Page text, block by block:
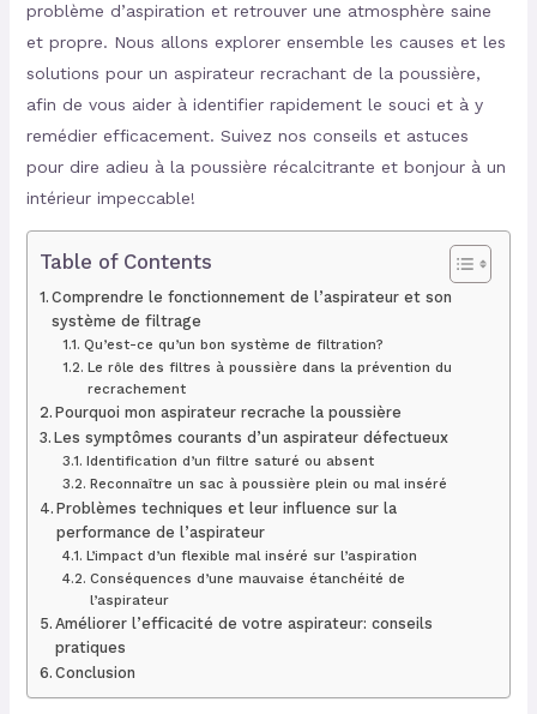
problème d’aspiration et retrouver une atmosphère saine
et propre. Nous allons explorer ensemble les causes et les
solutions pour un aspirateur recrachant de la poussière,
afin de vous aider à identifier rapidement le souci et à y
remédier efficacement. Suivez nos conseils et astuces
pour dire adieu à la poussière récalcitrante et bonjour à un
intérieur impeccable!
Table of Contents
Comprendre le fonctionnement de l’aspirateur et son
système de filtrage
Qu’est-ce qu’un bon système de filtration?
Le rôle des filtres à poussière dans la prévention du
recrachement
Pourquoi mon aspirateur recrache la poussière
Les symptômes courants d’un aspirateur défectueux
Identification d’un filtre saturé ou absent
Reconnaître un sac à poussière plein ou mal inséré
Problèmes techniques et leur influence sur la
performance de l’aspirateur
L’impact d’un flexible mal inséré sur l’aspiration
Conséquences d’une mauvaise étanchéité de
l’aspirateur
Améliorer l’efficacité de votre aspirateur: conseils
pratiques
Conclusion